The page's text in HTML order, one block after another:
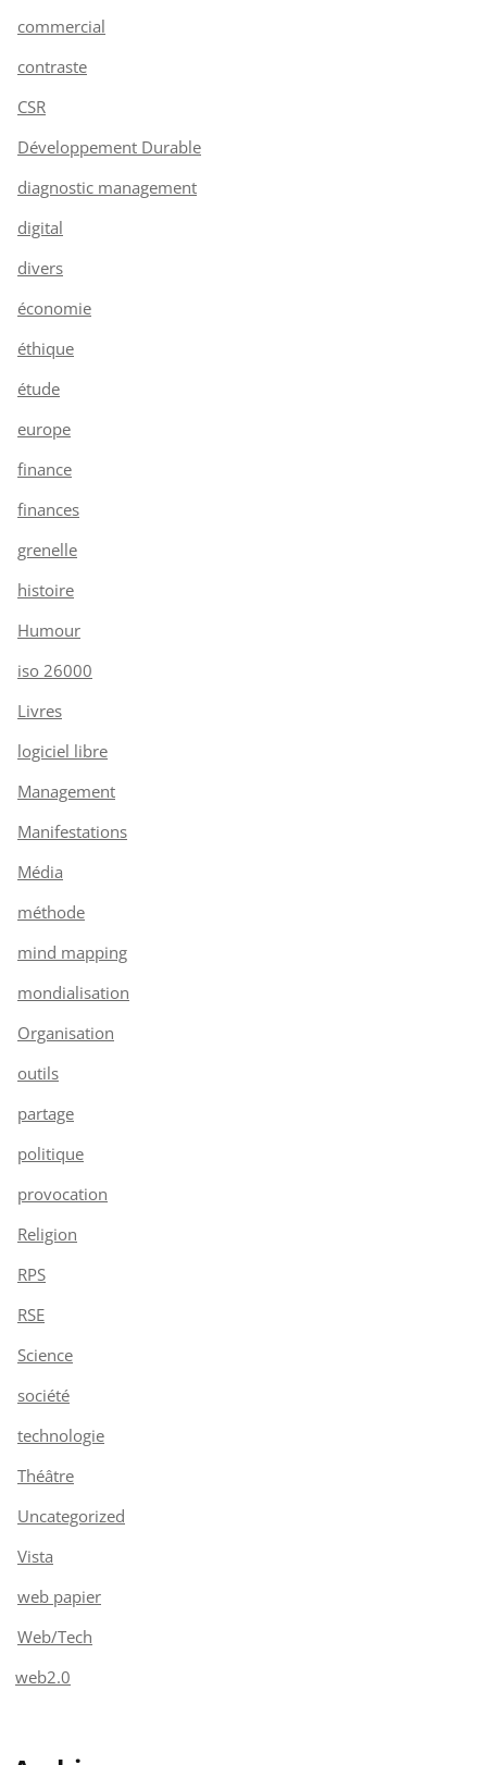
commercial
contraste
CSR
Développement Durable
diagnostic management
digital
divers
économie
éthique
étude
europe
finance
finances
grenelle
histoire
Humour
iso 26000
Livres
logiciel libre
Management
Manifestations
Média
méthode
mind mapping
mondialisation
Organisation
outils
partage
politique
provocation
Religion
RPS
RSE
Science
société
technologie
Théâtre
Uncategorized
Vista
web papier
Web/Tech
web2.0